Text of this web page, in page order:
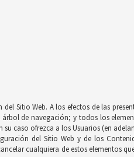
Sitio Web. A los efectos de las
de navegación; y todos los
caso ofrezca a los Usuarios (en
del Sitio Web y de los
cualquiera de estos elementos